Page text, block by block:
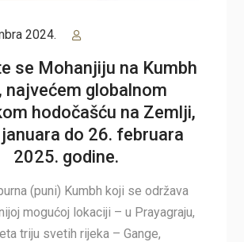
2024.
se Mohanjiju na Kumbh
najvećem globalnom
hodočašću na Zemlji,
do 26. februara
2025. godine.
(puni) Kumbh koji se održava
mogućoj lokaciji – u Prayagraju,
triju svetih rijeka – Gange,